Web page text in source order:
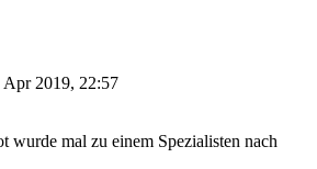
Apr 2019, 22:57
wurde mal zu einem Spezialisten nach